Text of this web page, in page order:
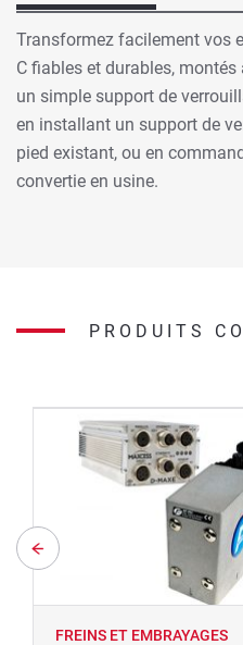
Transformez facilement vos
C fiables et durables,
un simple support de
en installant un support de
pied existant, ou en
convertie en usine.
PRODUITS
FREINS ET EMBRAYAGES